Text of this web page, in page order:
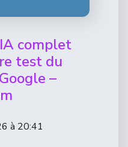
complet
test du
–
à 20:41